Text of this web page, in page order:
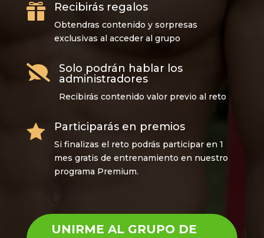
 Recibirás regalos
Obtendras contenido y sorpresas
exclusivas al acceder al grupo

Solo podrán hablar los
administradores
Recibirás contenido valor previo al reto
 Participarás en premios
Si finalizas el reto podrás participar en 1
mes gratis de entrenamiento en nuestro
programa Premium.
UNIRME AL GRUPO DE